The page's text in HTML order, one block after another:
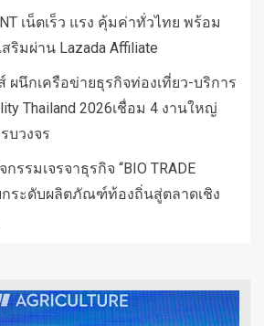
เน็ตเร็ว แรง คุ้มค่าทั่วไทย พร้อม
ริมผ่าน Lazada Affiliate
ผนึกเครือข่ายธุรกิจท่องเที่ยว-บริการ
Thailand 2026เชื่อม 4 งานใหญ่
บวงจร
รรมเจรจาธุรกิจ “BIO TRADE
ยกระดับผลิตภัณฑ์ท้องถิ่นสู่ตลาดเชิง